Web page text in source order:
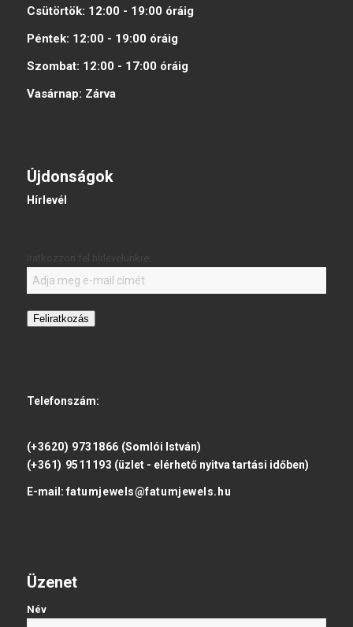
Csütörtök: 12:00 - 19:00 óráig
Péntek: 12:00 - 19:00 óráig
Szombat: 12:00 - 17:00 óráig
Vasárnap: Zárva
Újdonságok
Hírlevél
Feliratkozás
Telefonszám:
(+3620) 9731866 (Somlói István)
(+361) 9511193 (üzlet - elérhető nyitva tartási időben)
E-mail: fatumjewels@fatumjewels.hu
Üzenet
Név